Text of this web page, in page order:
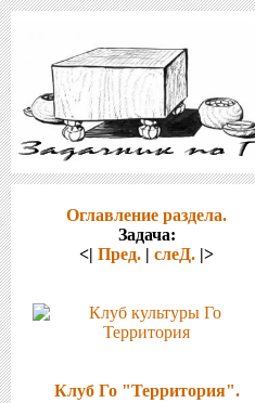
Оглавление раздела.
Задача:
<| Пред. | слеД. |>
Клуб Го "Территория".